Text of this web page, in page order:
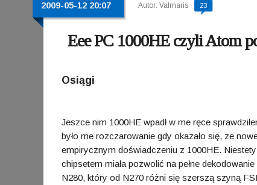
2009-05-12 20:07 Autor: Valmaris 23
Eee PC 1000HE czyli Atom
Osiągi
Jeszce nim 1000HE wpadł w me ręce
było me rozczarowanie gdy okazało się, ze
empirycznym doświadczeniu z 1000HE.
chipsetem miała pozwolić na pełne
N280, który od N270 różni się szerszą szyną